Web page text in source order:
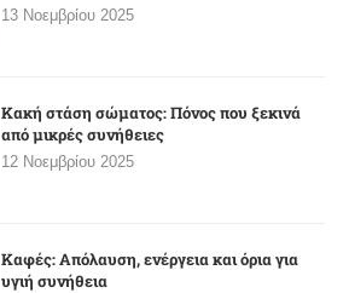
13 Νοεμβρίου 2025
Κακή στάση σώματος: Πόνος που ξεκινά
από μικρές συνήθειες
12 Νοεμβρίου 2025
Καφές: Απόλαυση, ενέργεια και όρια για
υγιή συνήθεια